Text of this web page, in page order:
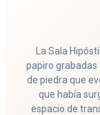
La Sala
papiro grabadas
de piedra que
que había
espacio de